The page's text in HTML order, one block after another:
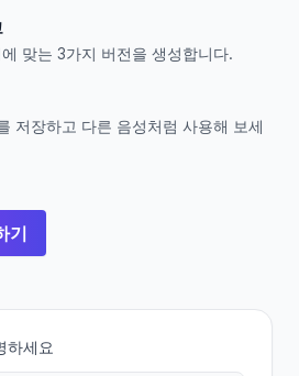
맞는 3가지 버전을 생성합니다.
저장하고 다른 음성처럼 사용해 보세
기
하세요